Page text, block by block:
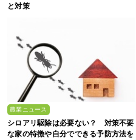
と対策
農業ニュース
シロアリ駆除は必要ない？ 対策不要
な家の特徴や自分でできる予防方法を